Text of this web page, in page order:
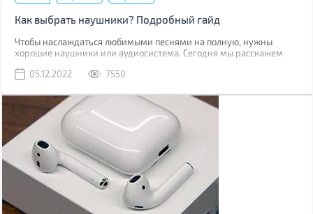
Как выбрать наушники? Подробный гайд
Чтобы наслаждаться любимыми песнями на полную, нужны
хорошие наушники или аудиосистема. Сегодня мы расскажем
характеристиках и других факторах, которые нужно учесть при
05.12.2022 7550